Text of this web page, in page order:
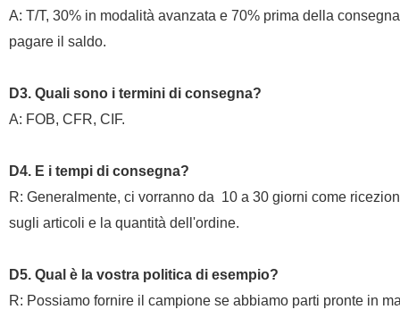
A: T/T, 30% in modalità avanzata e 70% prima della
pagare il saldo.
D3. Quali sono i termini di consegna?
A: FOB, CFR, CIF.
D4. E i tempi di consegna?
R: Generalmente, ci vorranno da 10 a 30 giorni come
sugli articoli e la quantità dell'ordine.
D5. Qual è la vostra politica di esempio?
R: Possiamo fornire il campione se abbiamo parti pronte in